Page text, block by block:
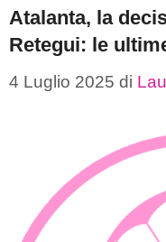
Atalanta, la
Retegui: le
4 Luglio 2025 di